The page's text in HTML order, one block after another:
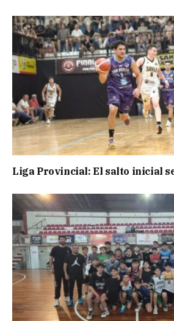
Liga Provincial: El salto inicial